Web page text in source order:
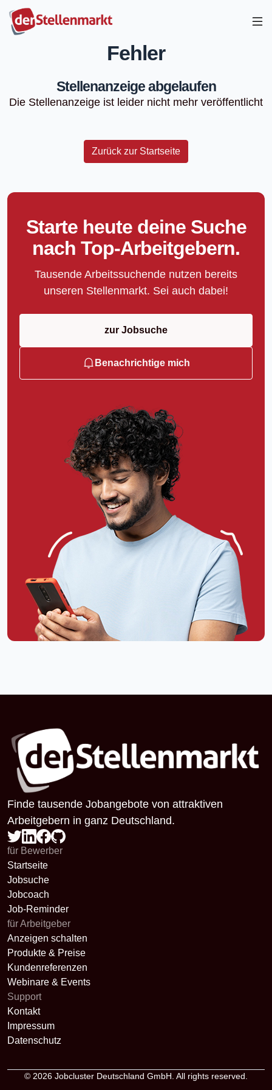
Fehler
Stellenanzeige abgelaufen
Die Stellenanzeige ist leider nicht mehr veröffentlicht
Zurück zur Startseite
Starte heute deine Suche
nach Top-Arbeitgebern.
Tausende Arbeitssuchende nutzen bereits
unseren Stellenmarkt. Sei auch dabei!
zur Jobsuche
Benachrichtige mich
Finde tausende Jobangebote von attraktiven
Arbeitgebern in ganz Deutschland.
für Bewerber
Startseite
Jobsuche
Jobcoach
Job-Reminder
für Arbeitgeber
Anzeigen schalten
Produkte & Preise
Kundenreferenzen
Webinare & Events
Support
Kontakt
Impressum
Datenschutz
© 2026 Jobcluster Deutschland GmbH. All rights reserved.